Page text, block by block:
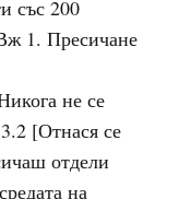
със 200
1. Пресичане
не се
[Отнася се
отдели
на